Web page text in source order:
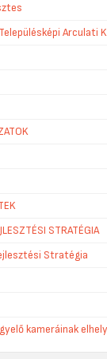
Arculati
STRATÉGIA
Stratégia
kameráinak